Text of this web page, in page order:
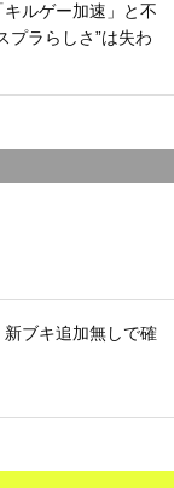
キルゲー加速」と不
プラらしさ”は失わ
新ブキ追加無しで確